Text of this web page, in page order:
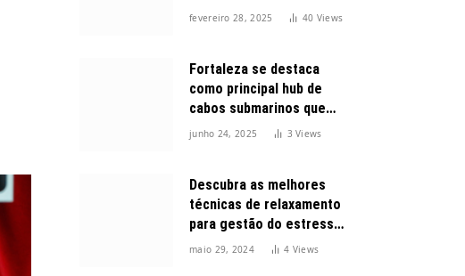
Forbes 2025 no Brasil
fevereiro 28, 2025 40 Views
Fortaleza se destaca
como principal hub de
cabos submarinos que
conectam o Brasil ao
junho 24, 2025 3Views
Descubra as melhores
técnicas de relaxamento
para gestão do estresse
durante o dia
maio 29, 2024 4 Views